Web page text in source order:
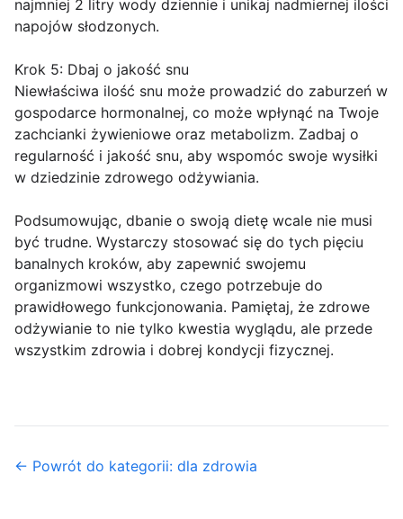
najmniej 2 litry wody dziennie i unikaj nadmiernej ilości
napojów słodzonych.
Krok 5: Dbaj o jakość snu
Niewłaściwa ilość snu może prowadzić do zaburzeń w
gospodarce hormonalnej, co może wpłynąć na Twoje
zachcianki żywieniowe oraz metabolizm. Zadbaj o
regularność i jakość snu, aby wspomóc swoje wysiłki
w dziedzinie zdrowego odżywiania.
Podsumowując, dbanie o swoją dietę wcale nie musi
być trudne. Wystarczy stosować się do tych pięciu
banalnych kroków, aby zapewnić swojemu
organizmowi wszystko, czego potrzebuje do
prawidłowego funkcjonowania. Pamiętaj, że zdrowe
odżywianie to nie tylko kwestia wyglądu, ale przede
wszystkim zdrowia i dobrej kondycji fizycznej.
← Powrót do kategorii: dla zdrowia